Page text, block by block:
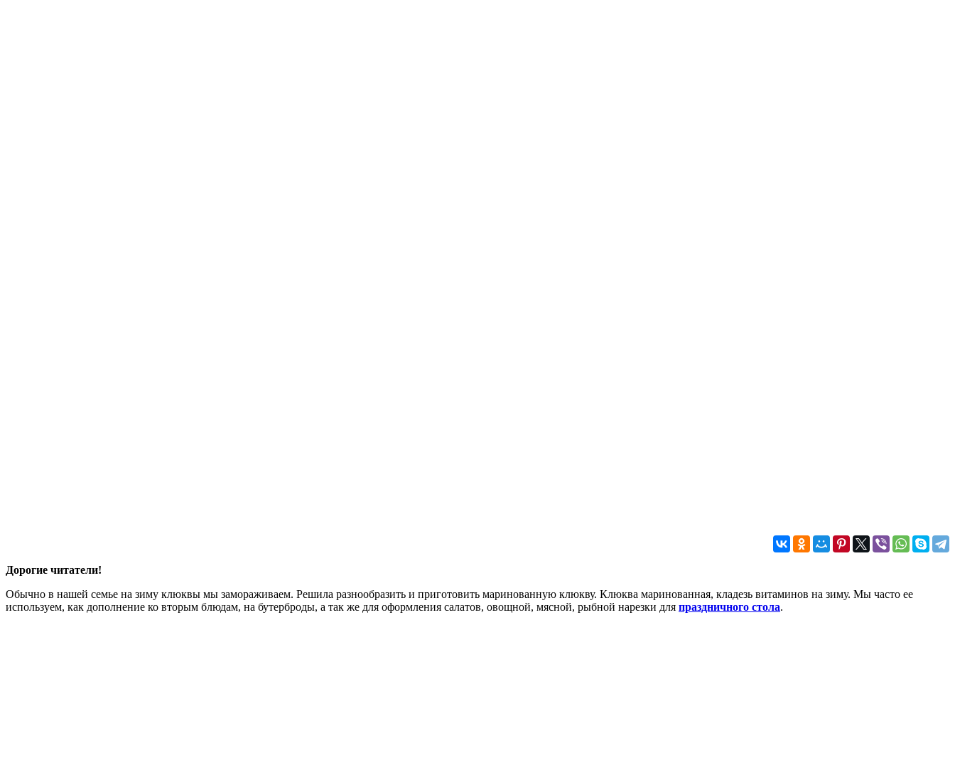
Дорогие читатели!
Обычно в нашей семье на зиму клюквы мы замораживаем. Решила разнообразить и приготовить маринованную клюкву. Клюква маринованная, кладезь витаминов на зиму. Мы часто ее
используем, как дополнение ко вторым блюдам, на бутерброды, а так же для оформления салатов, овощной, мясной, рыбной нарезки для праздничного стола.